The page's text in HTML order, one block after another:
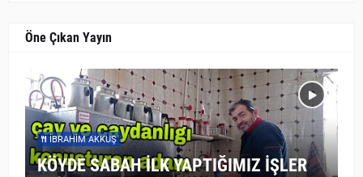
Öne Çıkan Yayın
İBRAHIM AKKUŞ
KÖYDE SABAH İLK YAPTIĞIMIZ İŞLER